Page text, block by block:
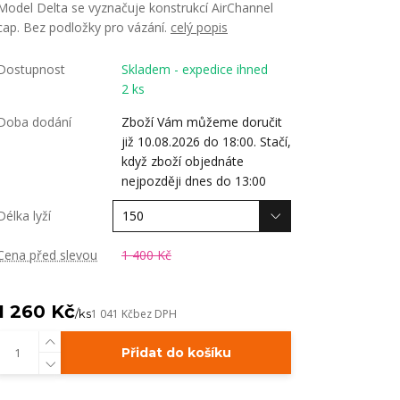
Delta se vyznačuje konstrukcí AirChannel
Bez podložky pro vázání. celý popis
Skladem - expedice ihned
2 ks
dodání
Zboží Vám můžeme doručit
již 10.08.2026 do 18:00. Stačí,
když zboží objednáte
nejpozději dnes do 13:00
lyží
před slevou 1 400 Kč
260 Kč/ks1 041 Kčbez DPH
Přidat do košíku